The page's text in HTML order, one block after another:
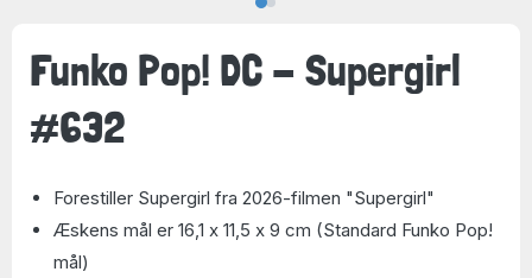
Funko Pop! DC - Supergirl
#632
Forestiller Supergirl fra 2026-filmen "Supergirl"
Æskens mål er 16,1 x 11,5 x 9 cm (Standard Funko Pop!
mål)